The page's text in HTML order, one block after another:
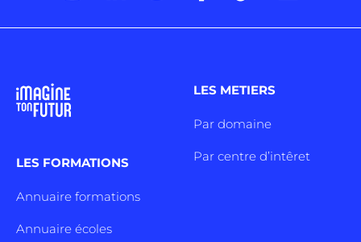
LES FORMATIONS
Annuaire formations
Annuaire écoles
LES METIERS
Par domaine
Par centre d’intêret